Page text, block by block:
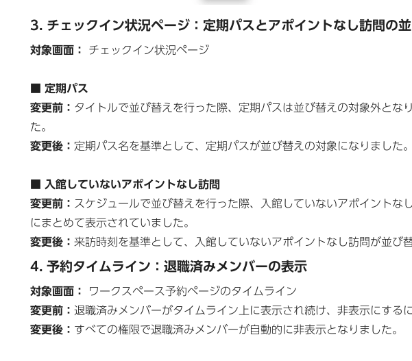
3. チェックイン状況ページ：定期パスとアポイントなし訪問の並
対象画面： チェックイン状況ページ
■ 定期パス
変更前： タイトルで並び替えを行った際、定期パスは並び替えの対象外とな
た。
変更後： 定期パス名を基準として、定期パスが並び替えの対象になりました。
■ 入館していないアポイントなし訪問
変更前： スケジュールで並び替えを行った際、入館していないアポイントな
にまとめて表示されていました。
変更後： 来訪時刻を基準として、入館していないアポイントなし訪問が並び
4. 予約タイムライン：退職済みメンバーの表示
対象画面：
ワークスペース予約ページのタイムライン
変更前： 退職済みメンバーがタイムライン上に表示され続け、非表示にする
変更後： すべての権限で退職済みメンバーが自動的に非表示となりました。